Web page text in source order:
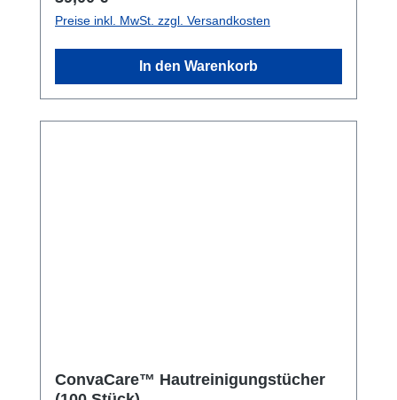
Preise inkl. MwSt. zzgl. Versandkosten
In den Warenkorb
ConvaCare™ Hautreinigungstücher